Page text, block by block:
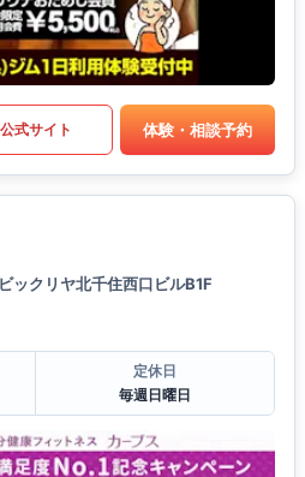
公式サイト 体験・相談予約
ックリヤ北千住西口ビルB1F
定休日
毎週日曜日